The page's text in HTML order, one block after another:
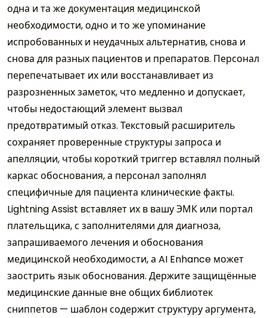
одна и та же документация медицинской
необходимости, одно и то же упоминание
испробованных и неудачных альтернатив, снова и
снова для разных пациентов и препаратов. Персонал
перепечатывает их или восстанавливает из
разрозненных заметок, что медленно и допускает,
чтобы недостающий элемент вызвал
предотвратимый отказ. Текстовый расширитель
сохраняет проверенные структуры запроса и
апелляции, чтобы короткий триггер вставлял полный
каркас обоснования, а персонал заполнял
специфичные для пациента клинические факты.
Lightning Assist вставляет их в вашу ЭМК или портал
плательщика, с заполнителями для диагноза,
запрашиваемого лечения и обоснования
медицинской необходимости, а AI Enhance может
заострить язык обоснования. Держите защищённые
медицинские данные вне общих библиотек
сниппетов — шаблон содержит структуру аргумента,